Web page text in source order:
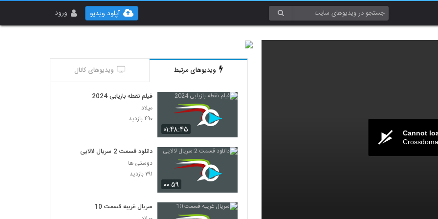
ورود آپلود ویدیو
Cannot
ویدیوهای مرتبط ویدیوهای کانال
۰۱:۴۸:۴۵
فیلم نقطه بازیابی 2024
میلاد
۴۹۰ بازدید
۰۰:۵۹
دانلود قسمت 2 سریال لالایی
دوستی ها
۲۹۱ بازدید
سریال غریبه قسمت 10